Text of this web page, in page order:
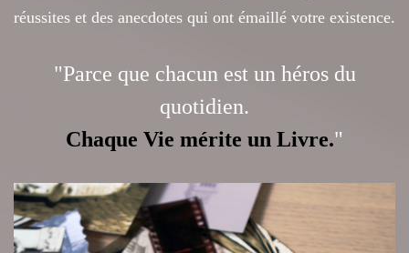
réussites et des anecdotes qui ont émaillé votre existence.
"Parce que chacun est un héros du
quotidien.
Chaque Vie mérite un Livre."